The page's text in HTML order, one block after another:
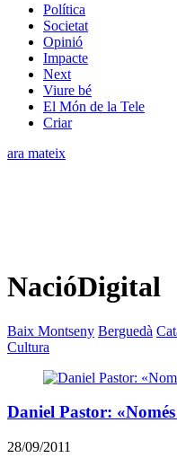
Política
Societat
Opinió
Impacte
Next
Viure bé
El Món de la Tele
Criar
ara mateix
NacióDigital
Baix Montseny Berguedà
Cultura
Daniel Pastor:
28/09/2011